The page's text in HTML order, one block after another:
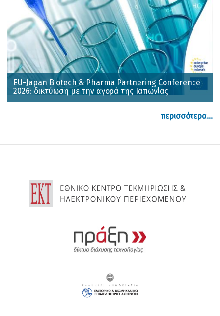
EU-Japan Biotech & Pharma Partnering Conference
2026: δικτύωση με την αγορά της Ιαπωνίας
περισσότερα...